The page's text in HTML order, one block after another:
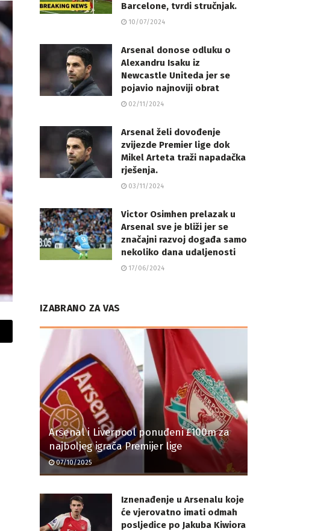
Barcelone, tvrdi stručnjak.
10/07/2024
Arsenal donose odluku o
Alexandru Isaku iz
Newcastle Uniteda jer se
pojavio najnoviji obrat
02/11/2024
Arsenal želi dovođenje
zvijezde Premier lige dok
Mikel Arteta traži napadačka
rješenja.
03/11/2024
Victor Osimhen prelazak u
Arsenal sve je bliži jer se
značajni razvoj događa samo
nekoliko dana udaljenosti
17/06/2024
IZABRANO ZA VAS
Arsenal i Liverpool ponuđeni £100m za
najboljeg igrača Premijer lige
07/10/2025
Iznenađenje u Arsenalu koje
će vjerovatno imati odmah
posljedice po Jakuba Kiwiora